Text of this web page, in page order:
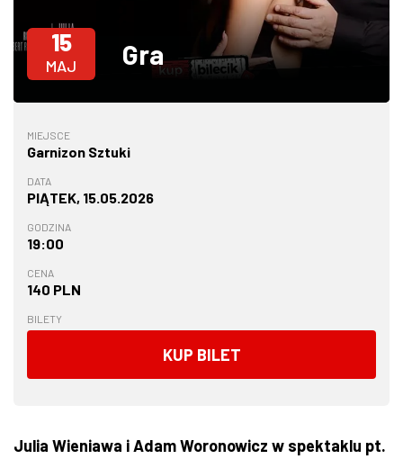
15
MAJ Gra
MIEJSCE
Garnizon Sztuki
DATA
PIĄTEK, 15.05.2026
GODZINA
19:00
CENA
140 PLN
BILETY
KUP BILET
Julia Wieniawa i Adam Woronowicz w spektaklu pt.